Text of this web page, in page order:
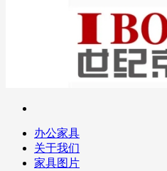
办公家具
关于我们
家具图片